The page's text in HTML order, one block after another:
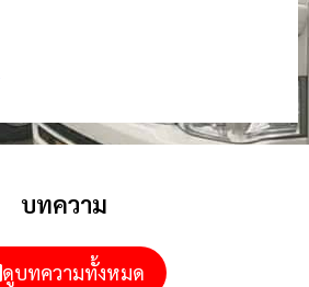
บทความ
ดูบทความทั้งหมด